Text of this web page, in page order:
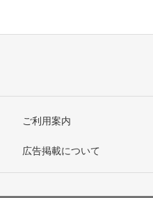
ご利用案内
広告掲載について